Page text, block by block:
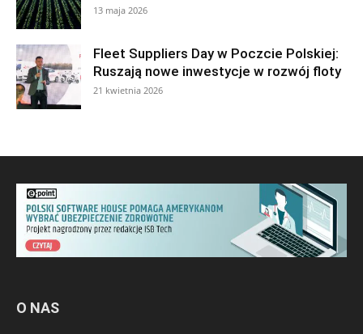
13 maja 2026
Fleet Suppliers Day w Poczcie Polskiej:
Ruszają nowe inwestycje w rozwój floty
21 kwietnia 2026
O NAS